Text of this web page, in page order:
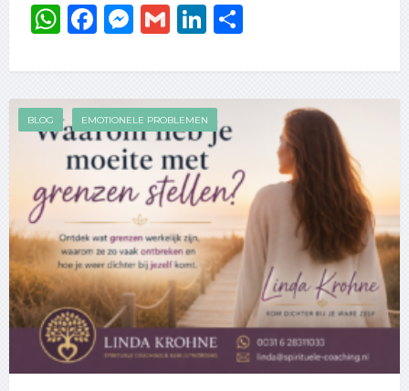
WhatsApp
Facebook
Messenger
GmailLinkedIn
BLOG EMOTIONELE PROBLEMEN